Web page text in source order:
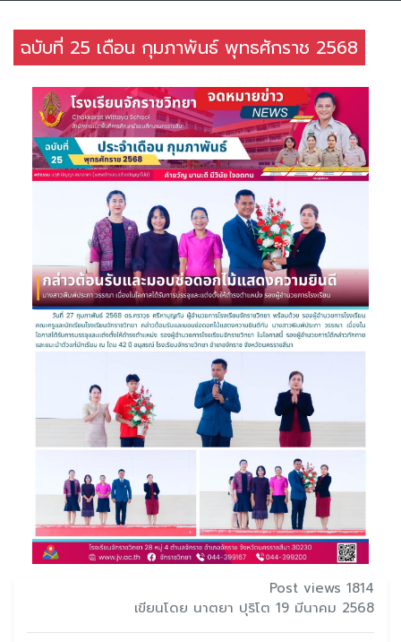
ฉบับที่ 25 เดือน กุมภาพันธ์ พุทธศักราช 2568
Post views 1814
เขียนโดย นาตยา ปุริโต 19 มีนาคม 2568